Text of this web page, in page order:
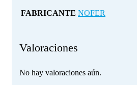
FABRICANTE NOFER
Valoraciones
No hay valoraciones aún.